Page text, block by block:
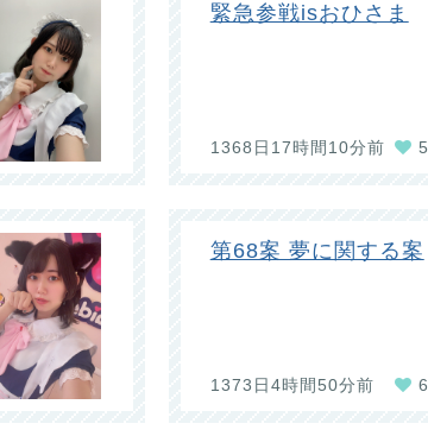
緊急参戦isおひさま
1368日17時間10分前 5
第68案 夢に関する案
1373日4時間50分前 6